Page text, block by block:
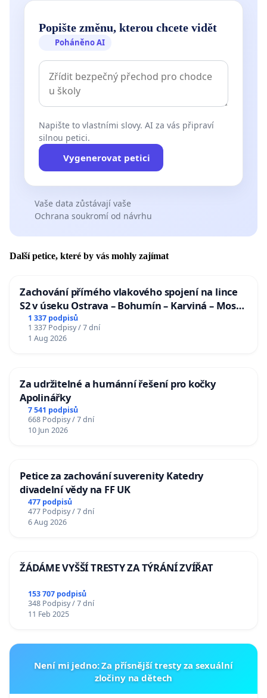
Popište změnu, kterou chcete vidět
Poháněno AI
Napište to vlastními slovy. AI za vás připraví
silnou petici.
Vygenerovat petici
Vaše data zůstávají vaše
Ochrana soukromí od návrhu
Další petice, které by vás mohly zajímat
Zachování přímého vlakového spojení na lince
S2 v úseku Ostrava – Bohumín – Karviná – Mosty
u Jablunkova
1 337 podpisů
1 337 Podpisy / 7 dní
1 Aug 2026
Za udržitelné a humánní řešení pro kočky
Apolinářky
7 541 podpisů
668 Podpisy / 7 dní
10 Jun 2026
Petice za zachování suverenity Katedry
divadelní vědy na FF UK
477 podpisů
477 Podpisy / 7 dní
6 Aug 2026
ŽÁDÁME VYŠŠÍ TRESTY ZA TÝRÁNÍ ZVÍŘAT
153 707 podpisů
348 Podpisy / 7 dní
11 Feb 2025
Není mi jedno: Za přísnější tresty za sexuální
zločiny na dětech